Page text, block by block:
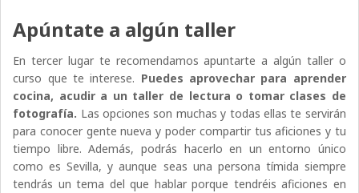
Apúntate a algún taller
En tercer lugar te recomendamos apuntarte a algún taller o
curso que te interese. Puedes aprovechar para aprender
cocina, acudir a un taller de lectura o tomar clases de
fotografía. Las opciones son muchas y todas ellas te servirán
para conocer gente nueva y poder compartir tus aficiones y tu
tiempo libre. Además, podrás hacerlo en un entorno único
como es Sevilla, y aunque seas una persona tímida siempre
tendrás un tema del que hablar porque tendréis aficiones en